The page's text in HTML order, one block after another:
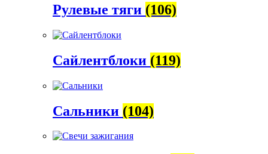
Рулевые тяги (106)
Сайлентблоки (119)
Сальники (104)